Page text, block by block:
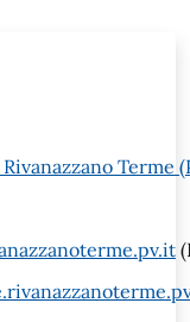
Terme